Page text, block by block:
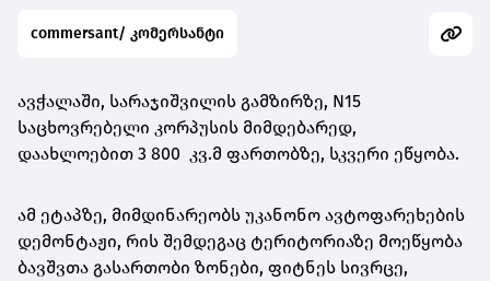
commersant/ კომერსანტი
ავჭალაში, სარაჯიშვილის გამზირზე, N15
საცხოვრებელი კორპუსის მიმდებარედ,
დაახლოებით 3 800 კვ.მ ფართობზე, სკვერი ეწყობა.
ამ ეტაპზე, მიმდინარეობს უკანონო ავტოფარეხების
დემონტაჟი, რის შემდეგაც ტერიტორიაზე მოეწყობა
ბავშვთა გასართობი ზონები, ფიტნეს სივრცე,